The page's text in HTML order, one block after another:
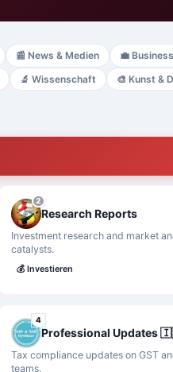
📰 News & Medien 💼 Business
🔬 Wissenschaft 🎨 Kunst &
2
Research Reports
Investment research and market
catalysts.
💰 Investieren
4
Professional Updates
Tax compliance updates on GST
teams.